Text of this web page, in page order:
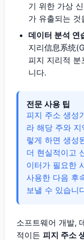
기 위한 가상
가 유출되는 것
데이터 분석 연
지리信息系统
피지 지리적
니다.
전문 사용 팁
피지 주소 생성
라 해당 주와
렇게 하면 생성
더 현실적이고
이터가 필요한
사용한 다음 후
보낼 수 있습니
소프트웨어 개발,
적이든 피지 주소